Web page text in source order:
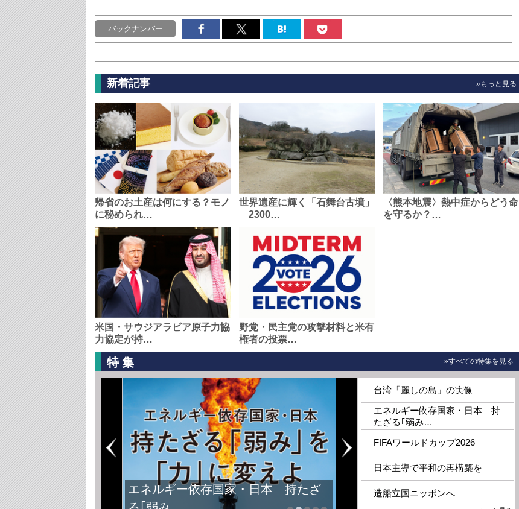
バックナンバー
新着記事 »もっと見る
帰省のお土産は何にする？モノ
に秘められ…
世界遺産に輝く「石舞台古墳」
2300…
〈熊本地震〉熱中症からどう命
を守るか？…
米国・サウジアラビア原子力協
力協定が持…
野党・民主党の攻撃材料と米有
権者の投票…
特集 »すべての特集を見る
エネルギー依存国家・日本 持たざ
台湾「麗しの島」の実像
エネルギー依存国家・日本 持
たざる｢弱み…
FIFAワールドカップ2026
日本主導で平和の再構築を
造船立国ニッポンへ